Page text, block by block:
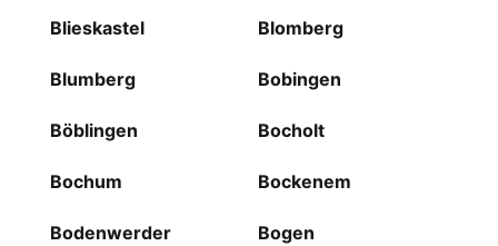
Blieskastel Blomberg
Blumberg Bobingen
Böblingen Bocholt
Bochum Bockenem
Bodenwerder Bogen